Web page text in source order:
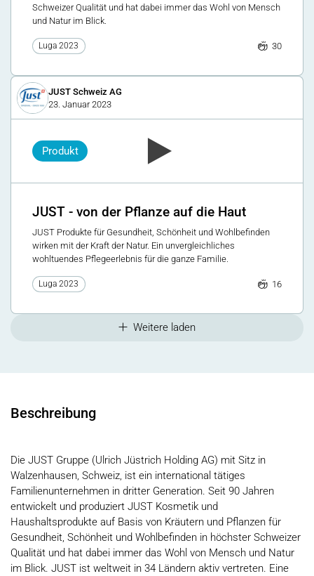
Schweizer Qualität und hat dabei immer das Wohl von Mensch
und Natur im Blick.
Luga 2023 30
JUST Schweiz AG
23. Januar 2023
Produkt
JUST - von der Pflanze auf die Haut
JUST Produkte für Gesundheit, Schönheit und Wohlbefinden
wirken mit der Kraft der Natur. Ein unvergleichliches
wohltuendes Pflegeerlebnis für die ganze Familie.
Luga 2023 16
Weitere laden
Beschreibung
Die JUST Gruppe (Ulrich Jüstrich Holding AG) mit Sitz in
Walzenhausen, Schweiz, ist ein international tätiges
Familienunternehmen in dritter Generation. Seit 90 Jahren
entwickelt und produziert JUST Kosmetik und
Haushaltsprodukte auf Basis von Kräutern und Pflanzen für
Gesundheit, Schönheit und Wohlbefinden in höchster Schweizer
Qualität und hat dabei immer das Wohl von Mensch und Natur
im Blick. JUST ist weltweit in 34 Ländern aktiv vertreten. Eine